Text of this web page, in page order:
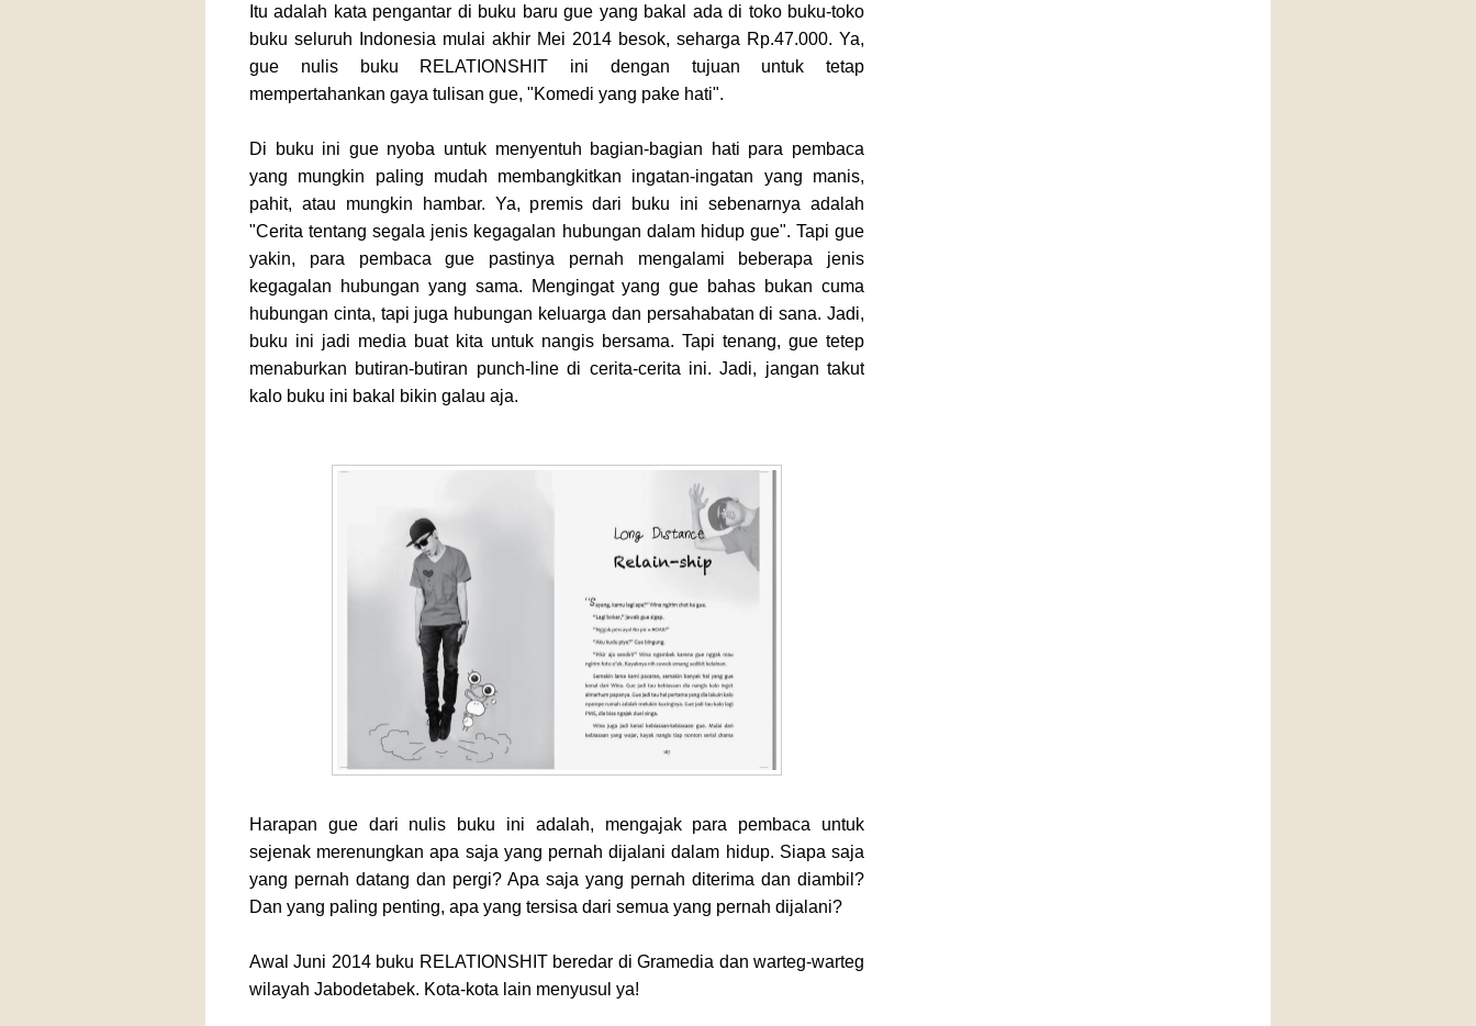
Itu adalah kata pengantar di buku baru gue yang bakal ada di toko buku-toko
buku seluruh Indonesia mulai akhir Mei 2014 besok, seharga Rp.47.000. Ya,
gue nulis buku RELATIONSHIT ini dengan tujuan untuk tetap
mempertahankan gaya tulisan gue, "Komedi yang pake hati".
Di buku ini gue nyoba untuk menyentuh bagian-bagian hati para pembaca
yang mungkin paling mudah membangkitkan ingatan-ingatan yang manis,
pahit, atau mungkin hambar. Ya, premis dari buku ini sebenarnya adalah
"Cerita tentang segala jenis kegagalan hubungan dalam hidup gue". Tapi gue
yakin, para pembaca gue pastinya pernah mengalami beberapa jenis
kegagalan hubungan yang sama. Mengingat yang gue bahas bukan cuma
hubungan cinta, tapi juga hubungan keluarga dan persahabatan di sana. Jadi,
buku ini jadi media buat kita untuk nangis bersama. Tapi tenang, gue tetep
menaburkan butiran-butiran punch-line di cerita-cerita ini. Jadi, jangan takut
kalo buku ini bakal bikin galau aja.
Harapan gue dari nulis buku ini adalah, mengajak para pembaca untuk
sejenak merenungkan apa saja yang pernah dijalani dalam hidup. Siapa saja
yang pernah datang dan pergi? Apa saja yang pernah diterima dan diambil?
Dan yang paling penting, apa yang tersisa dari semua yang pernah dijalani?
Awal Juni 2014 buku RELATIONSHIT beredar di Gramedia dan warteg-warteg
wilayah Jabodetabek. Kota-kota lain menyusul ya!